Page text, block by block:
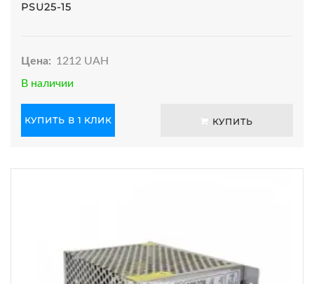
PSU25-15
Цена: 1212 UAH
В наличии
КУПИТЬ В 1 КЛИК КУПИТЬ